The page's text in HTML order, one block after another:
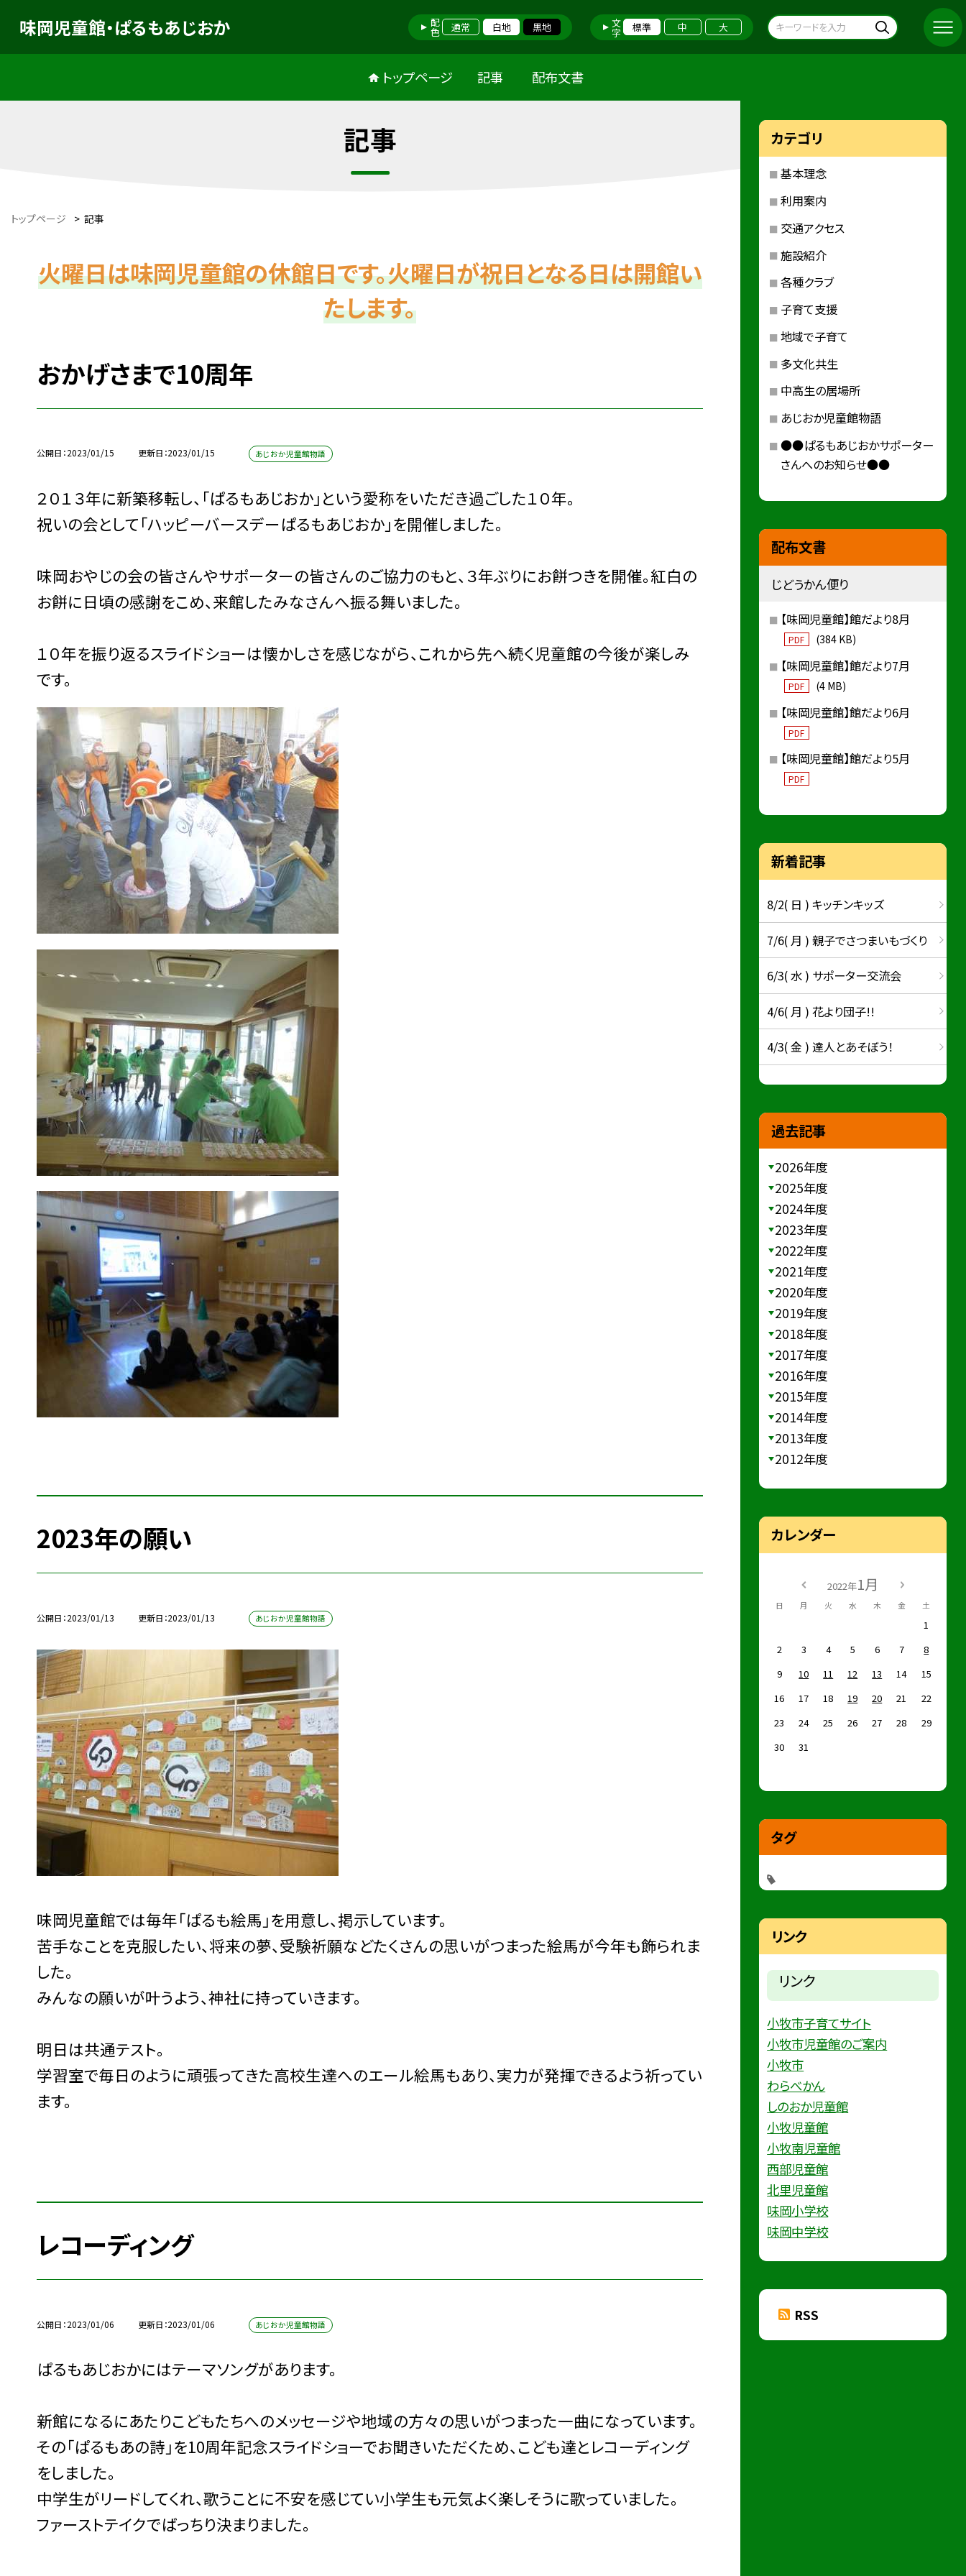
味岡児童館・ぱるもあじおか 配色 通常 白地 黒地 文字 標準 中 大
トップページ 記事 配布文書
記事
トップページ > 記事
火曜日は味岡児童館の休館日です。火曜日が祝日となる日は開館い
たします。
おかげさまで10周年
公開日 2023/01/15 更新日 2023/01/15 あじおか児童館物語
２０１３年に新築移転し、「ぱるもあじおか」という愛称をいただき過ごした１０年。
祝いの会として「ハッピーバースデーぱるもあじおか」を開催しました。
味岡おやじの会の皆さんやサポーターの皆さんのご協力のもと、３年ぶりにお餅つきを開催。紅白の
お餅に日頃の感謝をこめ、来館したみなさんへ振る舞いました。
１０年を振り返るスライドショーは懐かしさを感じながら、これから先へ続く児童館の今後が楽しみ
です。
2023年の願い
公開日 2023/01/13 更新日 2023/01/13 あじおか児童館物語
味岡児童館では毎年「ぱるも絵馬」を用意し、掲示しています。
苦手なことを克服したい、将来の夢、受験祈願などたくさんの思いがつまった絵馬が今年も飾られま
した。
みんなの願いが叶うよう、神社に持っていきます。
明日は共通テスト。
学習室で毎日のように頑張ってきた高校生達へのエール絵馬もあり、実力が発揮できるよう祈ってい
ます。
レコーディング
公開日 2023/01/06 更新日 2023/01/06 あじおか児童館物語
ぱるもあじおかにはテーマソングがあります。
新館になるにあたりこどもたちへのメッセージや地域の方々の思いがつまった一曲になっています。
その「ぱるもあの詩」を10周年記念スライドショーでお聞きいただくため、こども達とレコーディング
をしました。
中学生がリードしてくれ、歌うことに不安を感じてい小学生も元気よく楽しそうに歌っていました。
ファーストテイクでばっちり決まりました。
カテゴリ
基本理念
利用案内
交通アクセス
施設紹介
各種クラブ
子育て支援
地域で子育て
多文化共生
中高生の居場所
あじおか児童館物語
●●ぱるもあじおかサポーター
さんへのお知らせ●●
配布文書
じどうかん便り
【味岡児童館】館だより8月
PDF (384 KB)
【味岡児童館】館だより7月
PDF (4 MB)
【味岡児童館】館だより6月
PDF
【味岡児童館】館だより5月
PDF
新着記事
8/2( 日 ) キッチンキッズ
7/6( 月 ) 親子でさつまいもづくり
6/3( 水 ) サポーター交流会
4/6( 月 ) 花より団子!!
4/3( 金 ) 達人とあそぼう！
過去記事
2026年度
2025年度
2024年度
2023年度
2022年度
2021年度
2020年度
2019年度
2018年度
2017年度
2016年度
2015年度
2014年度
2013年度
2012年度
カレンダー
2022年1月
日 月 火 水 木 金 土
1
2
3 4 5 6 7
8
9
10 11 12 13 14
15
16
17 18 19 20 21
22
23
24 25 26 27 28
29
30
31
タグ
リンク
リンク
小牧市子育てサイト
小牧市児童館のご案内
小牧市
わらべかん
しのおか児童館
小牧児童館
小牧南児童館
西部児童館
北里児童館
味岡小学校
味岡中学校
RSS